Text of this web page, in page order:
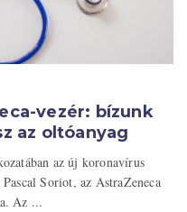
vezér: bízunk
az oltóanyag
az új koronavírus
Soriot, az AstraZeneca
Az ...